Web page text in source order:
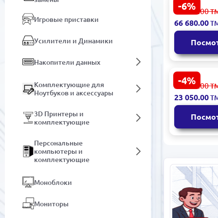
Игровые приставки
Усилители и Динамики
Накопители данных
Комплектующие для
Ноутбуков и аксессуары
3D Принтеры и
комплектующие
Персональные
компьютеры и
комплектующие
Моноблоки
Мониторы
-6%
Apple
2024 M4
Ноутбук
1ТБ SSD
71 669.00
66 680.00
-4%
Apple
MW133
13-
16GB 512GB
24 203.00
23 050.00